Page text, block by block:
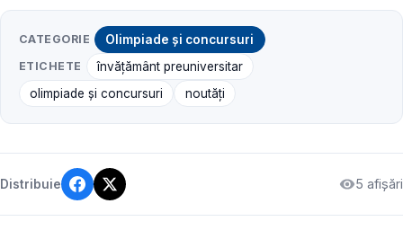
CATEGORIE Olimpiade și concursuri
ETICHETE
învățământ preuniversitar
olimpiade și concursuri
noutăți
Distribuie 5 afișări